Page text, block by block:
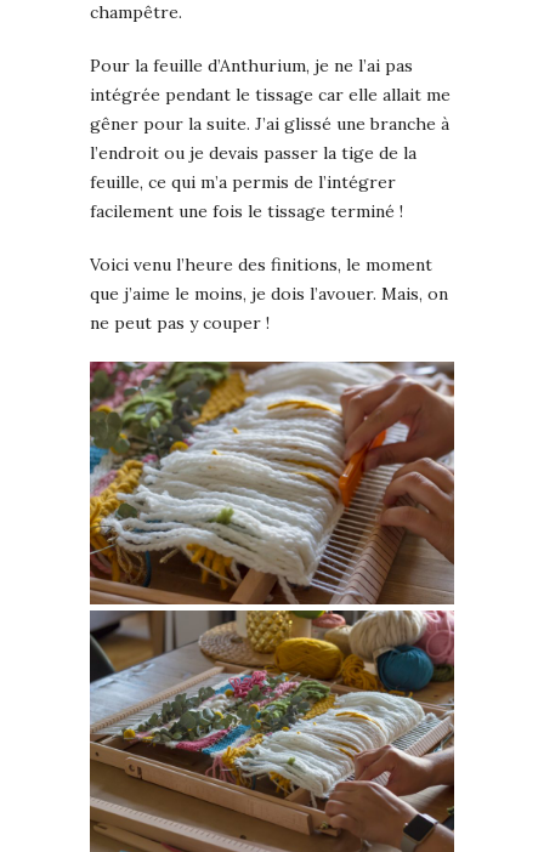
champêtre.
Pour la feuille d’Anthurium, je ne l’ai pas
intégrée pendant le tissage car elle allait me
gêner pour la suite. J’ai glissé une branche à
l’endroit ou je devais passer la tige de la
feuille, ce qui m’a permis de l’intégrer
facilement une fois le tissage terminé !
Voici venu l’heure des finitions, le moment
que j’aime le moins, je dois l’avouer. Mais, on
ne peut pas y couper !